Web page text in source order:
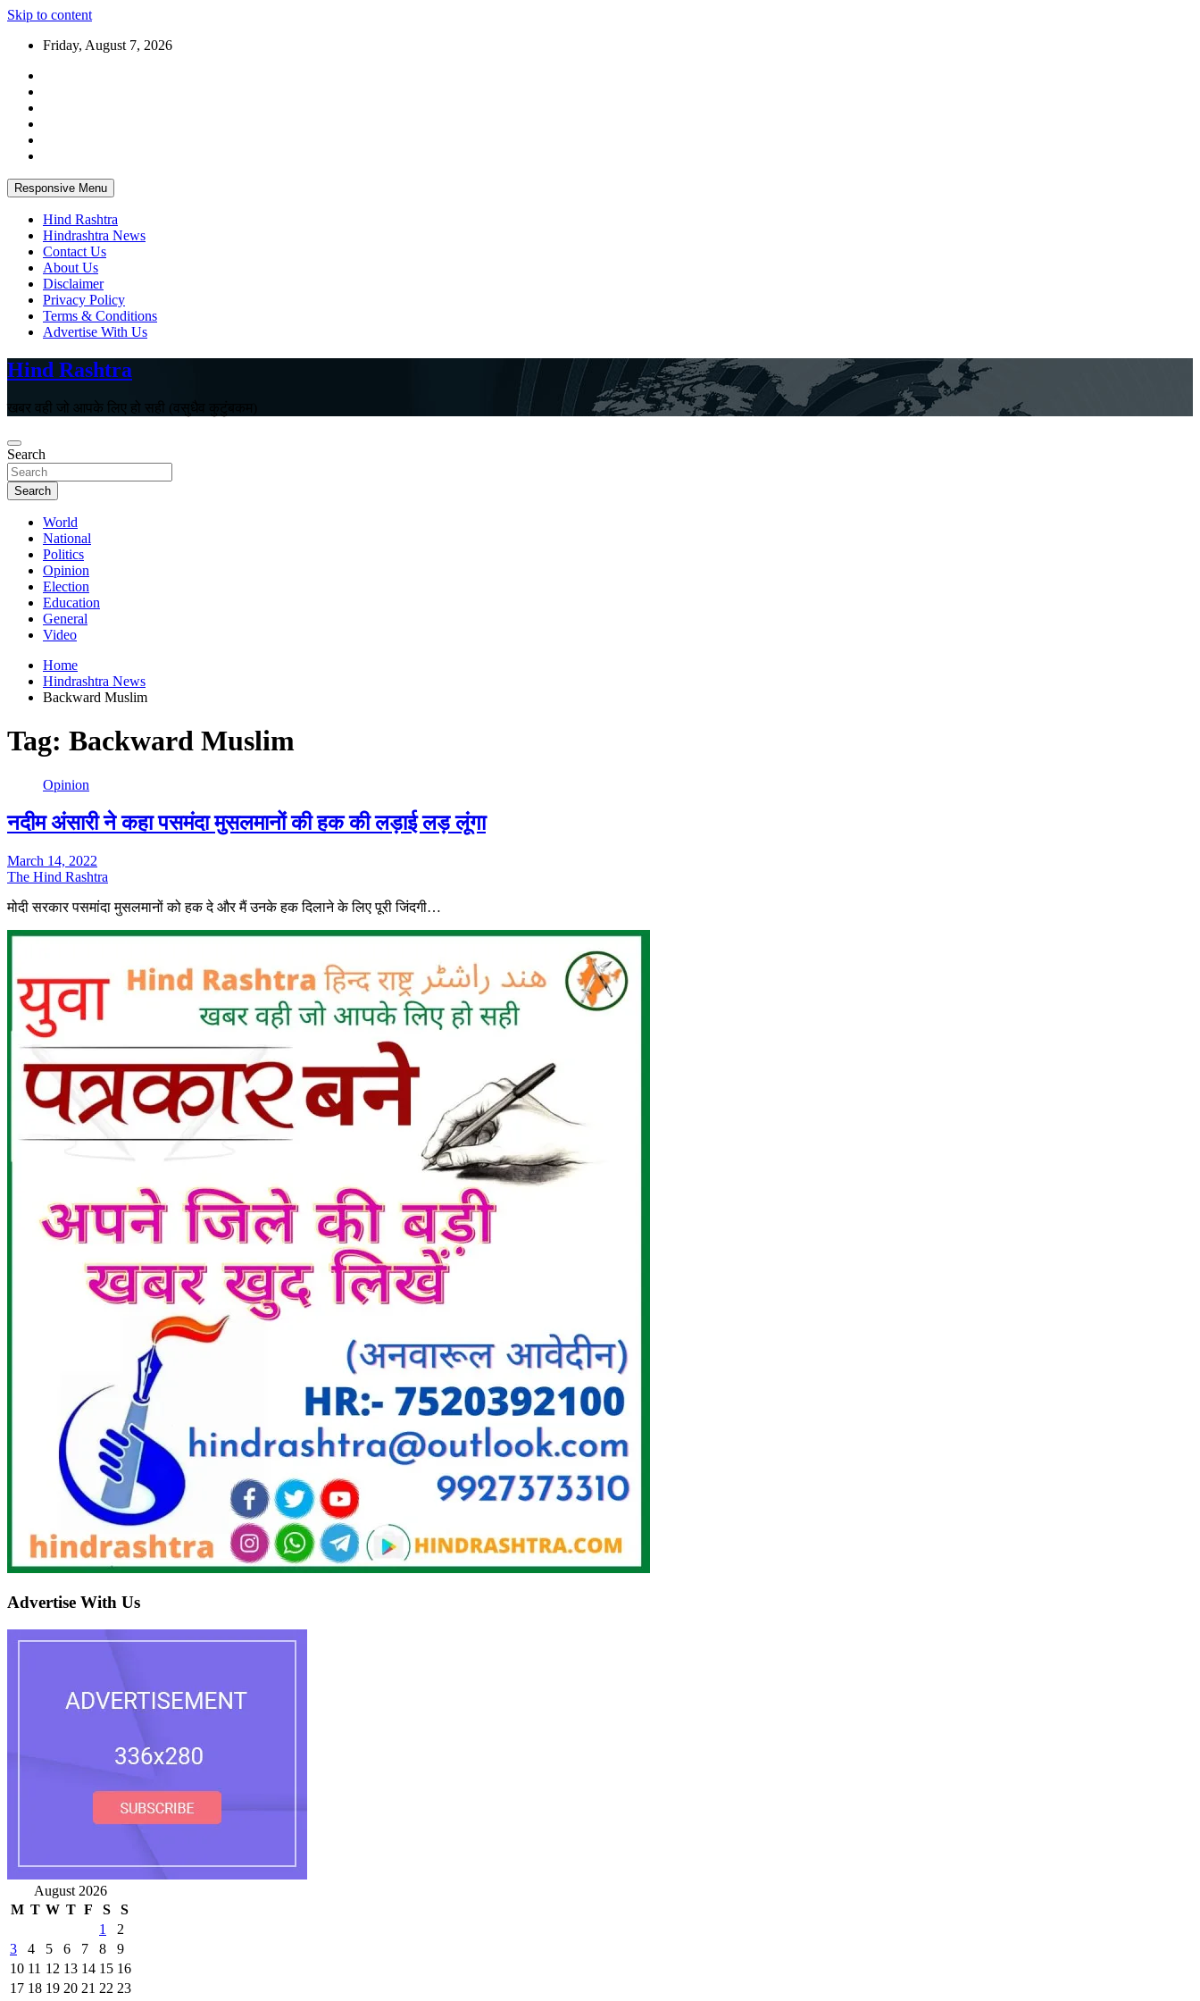
Skip to content
Friday, August 7, 2026
Responsive Menu
Hind Rashtra
Hindrashtra News
Contact Us
About Us
Disclaimer
Privacy Policy
Terms & Conditions
Advertise With Us
Hind Rashtra
खबर वही जो आपके लिए हो सही (वसुधैव कुटुंबकम)
Search
Search
World
National
Politics
Opinion
Election
Education
General
Video
Home
Hindrashtra News
Backward Muslim
Tag: Backward Muslim
Opinion
नदीम अंसारी ने कहा पसमंदा मुसलमानों की हक की लड़ाई लड़ लूंगा
March 14, 2022
The Hind Rashtra
मोदी सरकार पसमांदा मुसलमानों को हक दे और मैं उनके हक दिलाने के लिए पूरी जिंदगी…
Advertise With Us
August 2026
M T W T F S
S
1
2
3
4 5 6 7 8
9
10 11 12 13 14 15 16
17 18 19 20 21 22 23